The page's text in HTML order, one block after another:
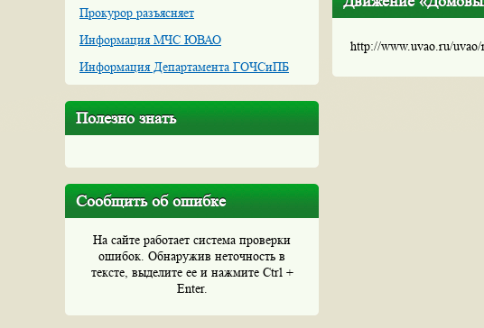
Прокурор разъясняет
Информация МЧС ЮВАО
Информация Департамента ГОЧСиПБ
Полезно знать
Сообщить об ошибке
На сайте работает система проверки
ошибок. Обнаружив неточность в
тексте, выделите ее и нажмите Ctrl +
Enter.
http://www.uvao.ru/uvao/